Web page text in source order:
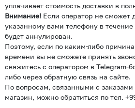
уплачивает стоимость доставки в
Внимание! Если оператор не сможет
указанному вами телефону в
будет аннулирован.
Поэтому, если по каким-либо
времени вы не сможете принять
свяжитесь с оператором в Telegram-
либо через обратную связь на сайте.
По вопросам, связанными с заказами
магазин, можно обратиться по тел.